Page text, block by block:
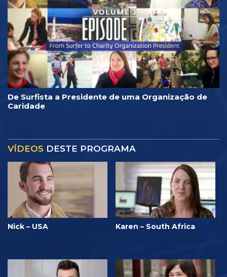
De Surfista a Presidente de uma Organização de
Caridade
VÍDEOS DESTE PROGRAMA
Nick – USA Karen – South Africa